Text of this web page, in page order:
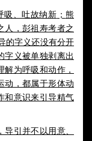
吸、吐故纳新 ； 熊
人，彭祖寿考者之
的字义还没有分开
字义被单独剥离出
为呼吸和动作，
动，都属于形体动
和意识来引导精气
引并不以用意、